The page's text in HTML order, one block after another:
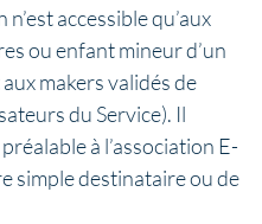
accessible qu’aux
ou enfant mineur d’un
makers validés de
du Service). Il
à l’association E-
simple destinataire ou de